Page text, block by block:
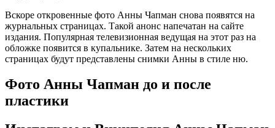
Вскоре откровенные фото Анны Чапман снова появятся на
журнальных страницах. Такой анонс напечатан на сайте
издания. Популярная телевизионная ведущая на этот раз на
обложке появится в купальнике. Затем на нескольких
страницах будут представлены снимки Анны в стиле ню.
Фото Анны Чапман до и после
пластики